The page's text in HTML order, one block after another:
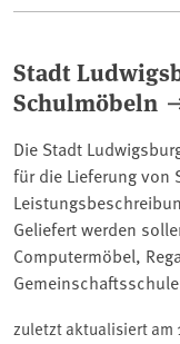
Stadt
Schulmöbeln
Die Stadt
für die Lieferung von
Geliefert werden
Computermöbel,
zuletzt aktualisiert am